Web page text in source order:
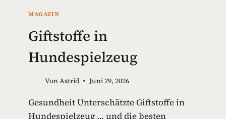
MAGAZIN
Giftstoffe in
Hundespielzeug
VonAstrid Juni 29, 2026
Gesundheit Unterschätzte Giftstoffe in
Hundespielzeug … und die besten